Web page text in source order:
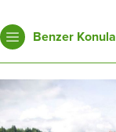
Benzer